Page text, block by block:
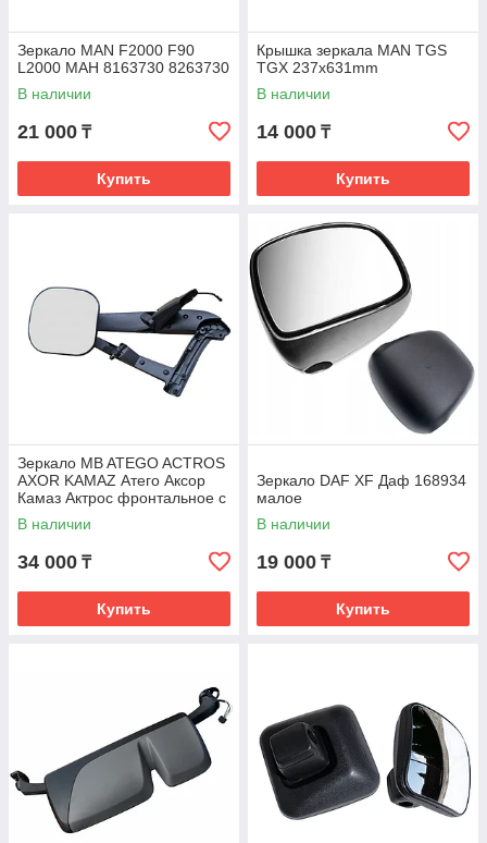
Зеркало MAN F2000 F90
L2000 МАН 8163730 8263730
В наличии
21 000 ₸
Купить
Крышка зеркала MAN TGS
TGX 237x631mm
В наличии
14 000 ₸
Купить
Зеркало MB ATEGO ACTROS
AXOR KAMAZ Атего Аксор
Камаз Актрос фронтальное с
э.привод и подогр 9408107
В наличии
34 000 ₸
Купить
Зеркало DAF XF Даф 168934
малое
В наличии
19 000 ₸
Купить